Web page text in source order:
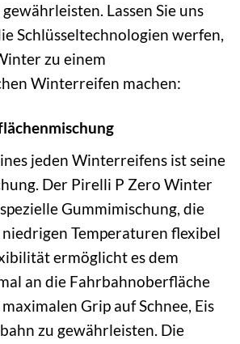
Lassen Sie uns
Schlüsseltechnologien werfen,
zu einem
Winterreifen machen:
jeden Winterreifens ist seine
Der Pirelli P Zero Winter
Gummimischung, die
Temperaturen flexibel
ermöglicht es dem
an die Fahrbahnoberfläche
Grip auf Schnee, Eis
zu gewährleisten. Die